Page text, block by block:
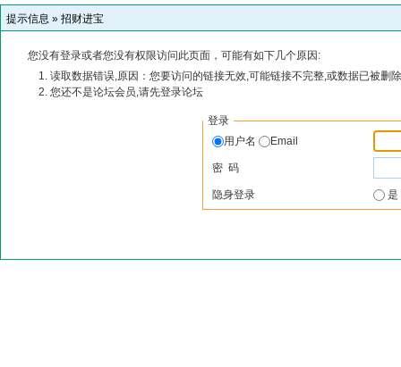
提示信息 » 招财进宝
您没有登录或者您没有权限访问此页面，可能有如下几个原因:
读取数据错误,原因：您要访问的链接无效,可能链接不完整,或数据已被删
您还不是论坛会员,请先登录论坛
登录
用户名
Email
密 码
隐身登录